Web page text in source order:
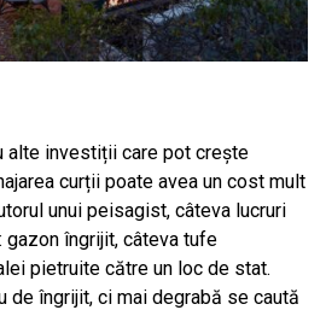
alte investiții care pot crește
curții poate avea un cost mult
unui peisagist, câteva lucruri
îngrijit, câteva tufe
pietruite către un loc de stat.
de îngrijit, ci mai degrabă se caută